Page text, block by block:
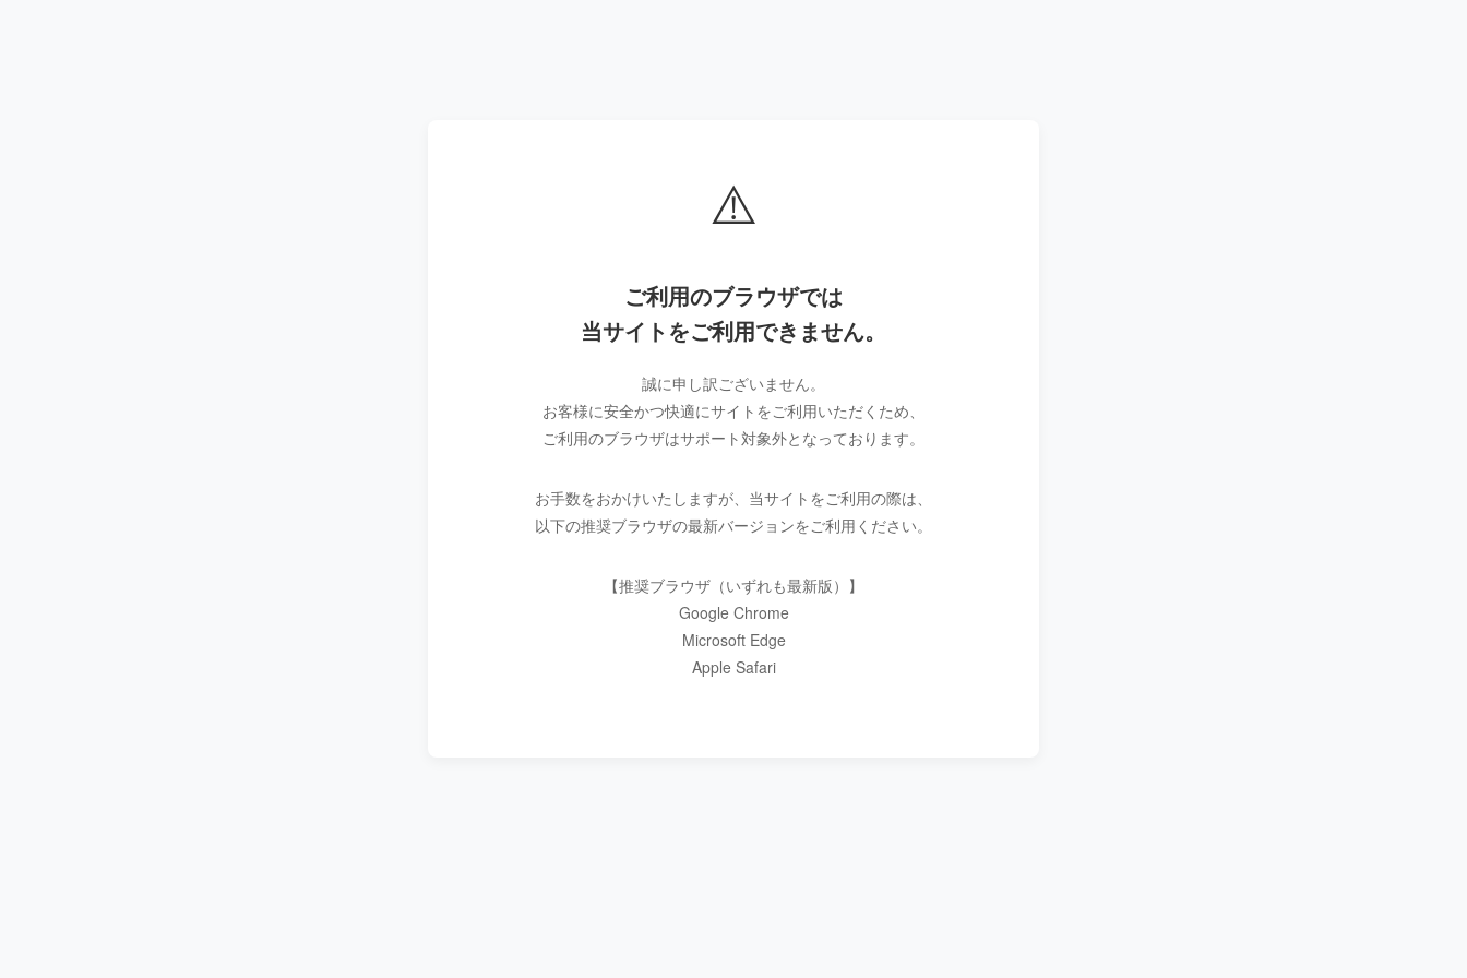
⚠️
ご利用のブラウザでは
当サイトをご利用できません。
誠に申し訳ございません。
お客様に安全かつ快適にサイトをご利用いただくため、
ご利用のブラウザはサポート対象外となっております。
お手数をおかけいたしますが、当サイトをご利用の際は、
以下の推奨ブラウザの最新バージョンをご利用ください。
【推奨ブラウザ（いずれも最新版）】
Google Chrome
Microsoft Edge
Apple Safari